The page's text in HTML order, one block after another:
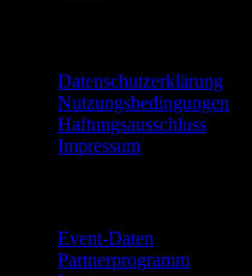
Datenschutzerklärung
Nutzungsbedingungen
Haftungsausschluss
Impressum
Event-Daten
Partnerprogramm